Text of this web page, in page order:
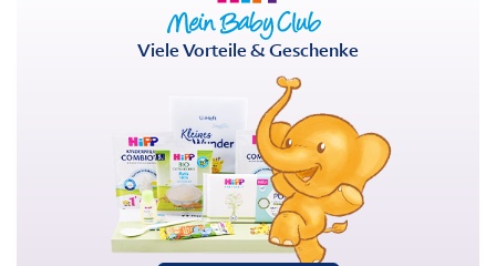
Viele Vorteile & Geschenke